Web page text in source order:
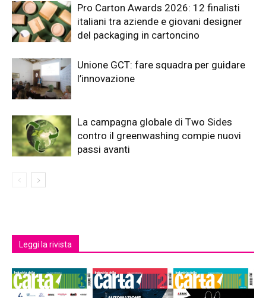
Pro Carton Awards 2026: 12 finalisti
italiani tra aziende e giovani designer
del packaging in cartoncino
Unione GCT: fare squadra per guidare
l’innovazione
La campagna globale di Two Sides
contro il greenwashing compie nuovi
passi avanti
Leggi la rivista